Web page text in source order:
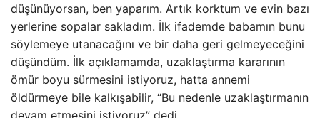
düşünüyorsan, ben yaparım. Artık korktum ve evin bazı
yerlerine sopalar sakladım. İlk ifademde babamın bunu
söylemeye utanacağını ve bir daha geri gelmeyeceğini
düşündüm. İlk açıklamamda, uzaklaştırma kararının
ömür boyu sürmesini istiyoruz, hatta annemi
öldürmeye bile kalkışabilir, “Bu nedenle uzaklaştırmanın
devam etmesini istiyoruz” dedi.